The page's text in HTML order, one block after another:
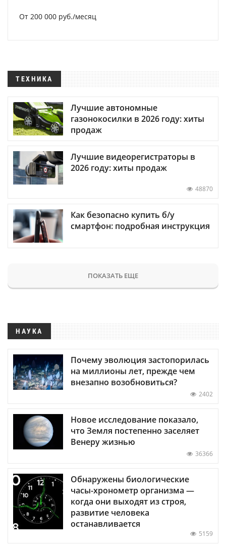
От 200 000 руб./месяц
ТЕХНИКА
Лучшие автономные
газонокосилки в 2026 году: хиты
продаж
Лучшие видеорегистраторы в
2026 году: хиты продаж
48870
Как безопасно купить б/у
смартфон: подробная инструкция
ПОКАЗАТЬ ЕЩЕ
НАУКА
Почему эволюция застопорилась
на миллионы лет, прежде чем
внезапно возобновиться?
2402
Новое исследование показало,
что Земля постепенно заселяет
Венеру жизнью
36366
Обнаружены биологические
часы-хронометр организма —
когда они выходят из строя,
развитие человека
останавливается
5159